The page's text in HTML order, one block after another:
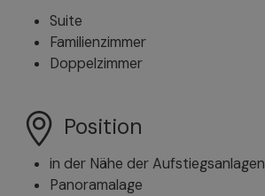
Suite
Familienzimmer
Doppelzimmer
Position
in der Nähe der Aufstiegsanlagen
Panoramalage